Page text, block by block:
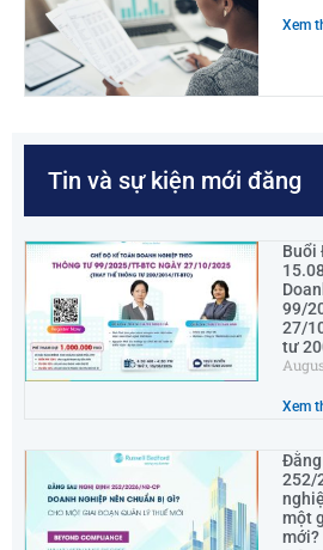
Xem
Tin và sự kiện mới đăng
Buổi
99/
27/
tư
Xem
252/
một
mới?